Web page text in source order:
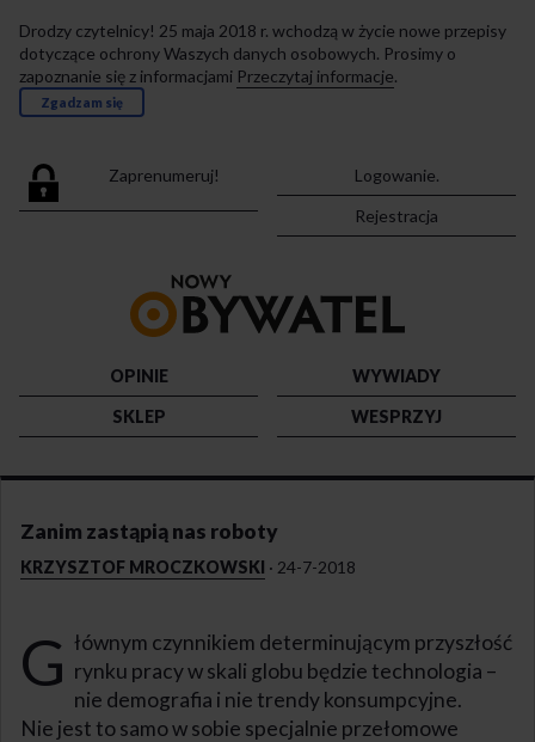
Drodzy czytelnicy! 25 maja 2018 r. wchodzą w życie nowe przepisy
dotyczące ochrony Waszych danych osobowych. Prosimy o
zapoznanie się z informacjami Przeczytaj informacje.
Zgadzam się
Zaprenumeruj!
Logowanie.
Rejestracja
strony
OPINIE
WYWIADY
SKLEP
WESPRZYJ
Zanim zastąpią nas roboty
KRZYSZTOF MROCZKOWSKI · 24-7-2018
G łównym czynnikiem determinującym przyszłość
rynku pracy w skali globu będzie technologia –
nie demografia i nie trendy konsumpcyjne.
Nie jest to samo w sobie specjalnie przełomowe